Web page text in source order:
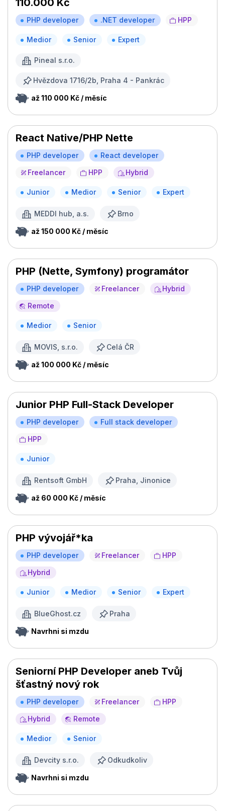
110.000 Kč
PHP developer .NET developer HPP
Medior Senior Expert
Pineal s.r.o.
Hvězdova 1716/2b, Praha 4 - Pankrác
až 110 000 Kč / měsíc
React Native/PHP Nette
PHP developer
React developer
Freelancer
HPP Hybrid
Junior Medior Senior Expert
MEDDI hub, a.s. Brno
až 150 000 Kč / měsíc
PHP (Nette, Symfony) programátor
PHP developer Freelancer
Hybrid
Remote
Medior Senior
MOVIS, s.r.o. Celá ČR
až 100 000 Kč / měsíc
Junior PHP Full-Stack Developer
PHP developer
Full stack developer
HPP
Junior
Rentsoft GmbH Praha, Jinonice
až 60 000 Kč / měsíc
PHP vývojář*ka
PHP developer Freelancer
HPP
Hybrid
Junior Medior Senior Expert
BlueGhost.cz Praha
Navrhni si mzdu
Seniorní PHP Developer aneb Tvůj
šťastný nový rok
PHP developer Freelancer
HPP
Hybrid
Remote
Medior Senior
Devcity s.r.o. Odkudkoliv
Navrhni si mzdu